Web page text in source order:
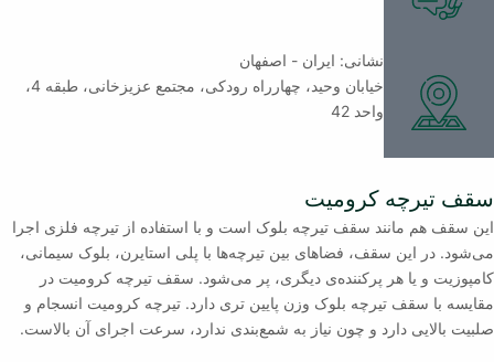
نشانی: ایران - اصفهان
خیابان وحید، چهارراه رودکی، مجتمع عزیزخانی، طبقه 4،
واحد 42
سقف تیرچه کرومیت
این سقف هم مانند سقف تیرچه بلوک است و با استفاده از تیرچه فلزی اجرا
می‌شود. در این سقف، فضاهای بین تیرچه‌ها با پلی استایرن، بلوک سیمانی،
کامپوزیت و یا هر پرکننده‌ی دیگری، پر می‌شود. سقف تیرچه کرومیت در
مقایسه با سقف تیرچه بلوک وزن‌ پایین تری دارد. تیرچه کرومیت انسجام و
صلبیت بالایی دارد و چون نیاز به شمع‌بندی ندارد، سرعت اجرای آن بالاست.